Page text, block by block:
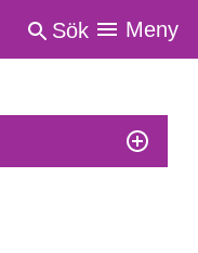
Sök Meny